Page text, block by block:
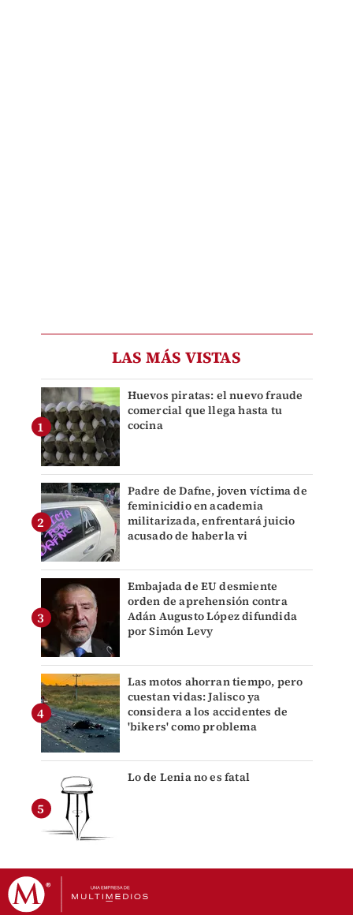
LAS MÁS VISTAS
Huevos piratas: el nuevo fraude
comercial que llega hasta tu
cocina
Padre de Dafne, joven víctima de
feminicidio en academia
militarizada, enfrentará juicio
acusado de haberla vi
Embajada de EU desmiente
orden de aprehensión contra
Adán Augusto López difundida
por Simón Levy
Las motos ahorran tiempo, pero
cuestan vidas: Jalisco ya
considera a los accidentes de
'bikers' como problema
Lo de Lenia no es fatal